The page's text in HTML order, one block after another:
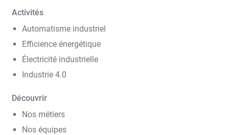
Activités
Automatisme industriel
Efficience énergétique
Électricité industrielle
Industrie 4.0
Découvrir
Nos métiers
Nos équipes